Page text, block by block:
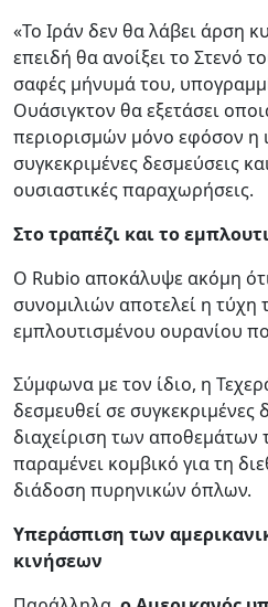
«Το Ιράν δεν θα λάβει άρση
επειδή θα ανοίξει το Στενό
σαφές μήνυμά του,
Ουάσιγκτον θα εξετάσει
περιορισμών μόνο εφόσον η
συγκεκριμένες δεσμεύσεις
ουσιαστικές παραχωρήσεις.
Στο τραπέζι και το
Ο Rubio αποκάλυψε ακόμη
συνομιλιών αποτελεί η τύχη
εμπλουτισμένου ουρανίου
Σύμφωνα με τον ίδιο, η
δεσμευθεί σε συγκεκριμένες
διαχείριση των αποθεμάτων
παραμένει κομβικό για τη
διάδοση πυρηνικών όπλων.
Υπεράσπιση των
κινήσεων